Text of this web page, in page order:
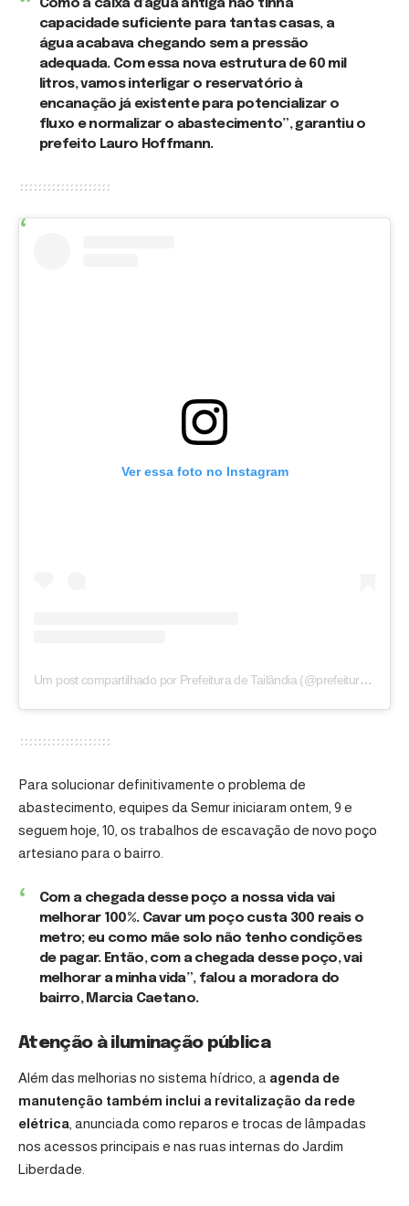
Como a caixa d’água antiga não tinha
capacidade suficiente para tantas casas, a
água acabava chegando sem a pressão
adequada. Com essa nova estrutura de 60 mil
litros, vamos interligar o reservatório à
encanação já existente para potencializar o
fluxo e normalizar o abastecimento”, garantiu o
prefeito Lauro Hoffmann.
Ver essa foto no Instagram
Um post compartilhado por Prefeitura de Tailândia (@prefeituradetailandia)
Para solucionar definitivamente o problema de
abastecimento, equipes da Semur iniciaram ontem, 9 e
seguem hoje, 10, os trabalhos de escavação de novo poço
artesiano para o bairro.
Com a chegada desse poço a nossa vida vai
melhorar 100%. Cavar um poço custa 300 reais o
metro; eu como mãe solo não tenho condições
de pagar. Então, com a chegada desse poço, vai
melhorar a minha vida”, falou a moradora do
bairro, Marcia Caetano.
Atenção à iluminação pública
Além das melhorias no sistema hídrico, a agenda de
manutenção também inclui a revitalização da rede
elétrica , anunciada como reparos e trocas de lâmpadas
nos acessos principais e nas ruas internas do Jardim
Liberdade.